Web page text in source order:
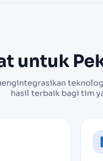
untuk
hasil terbaik bagi tim